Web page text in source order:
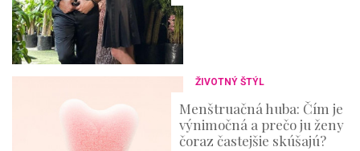
ŽIVOTNÝ ŠTÝL
Menštruačná huba: Čím je
výnimočná a prečo ju ženy
čoraz častejšie skúšajú?